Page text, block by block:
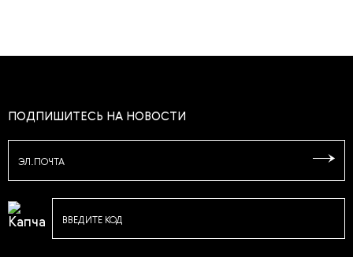
ПОДПИШИТЕСЬ НА НОВОСТИ
ЭЛ.ПОЧТА
ВВЕДИТЕ КОД